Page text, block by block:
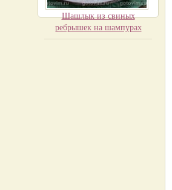
Шашлык из свиных
ребрышек на шампурах